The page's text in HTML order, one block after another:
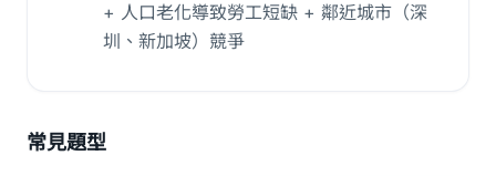
+ 人口老化導致勞工短缺 + 鄰近城市（深
圳、新加坡）競爭
常見題型